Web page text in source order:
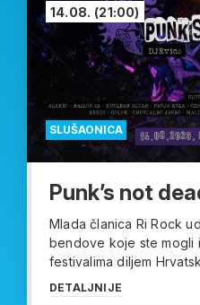
SLUŠAONICA
14.08. (21:00)
Punk’s not
Mlada članica Ri Rock
bendove koje ste mogli
festivalima diljem
DETALJNIJE